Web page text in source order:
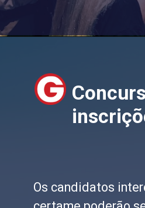
Os candidatos